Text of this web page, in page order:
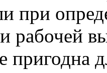
при
рабочей
пригодна